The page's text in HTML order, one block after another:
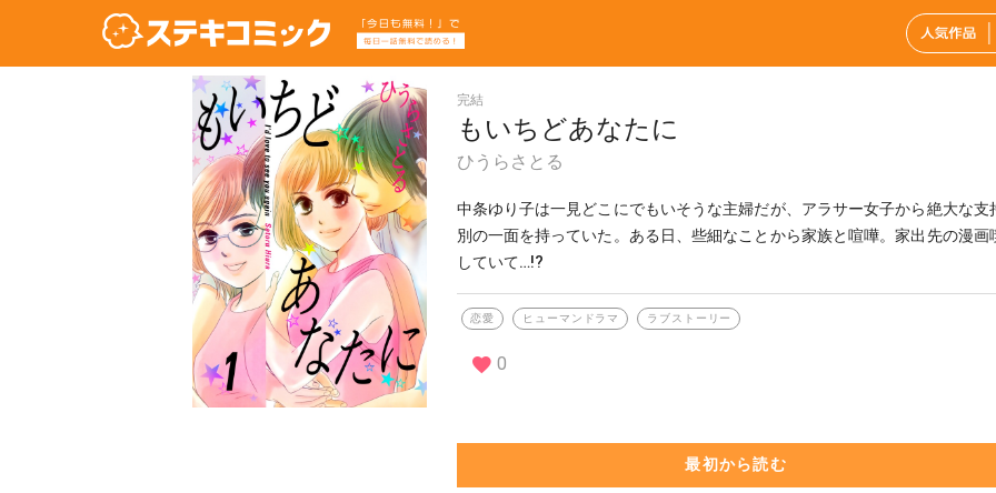
完結
もいちどあなたに
ひうらさとる
中条ゆり子は一見どこにでもいそうな主婦だが、アラサー女子から絶大な
別の一面を持っていた。ある日、些細なことから家族と喧嘩。家出先の漫
していて…!?
恋愛 ヒューマンドラマ ラブストーリー
0
最初から読む